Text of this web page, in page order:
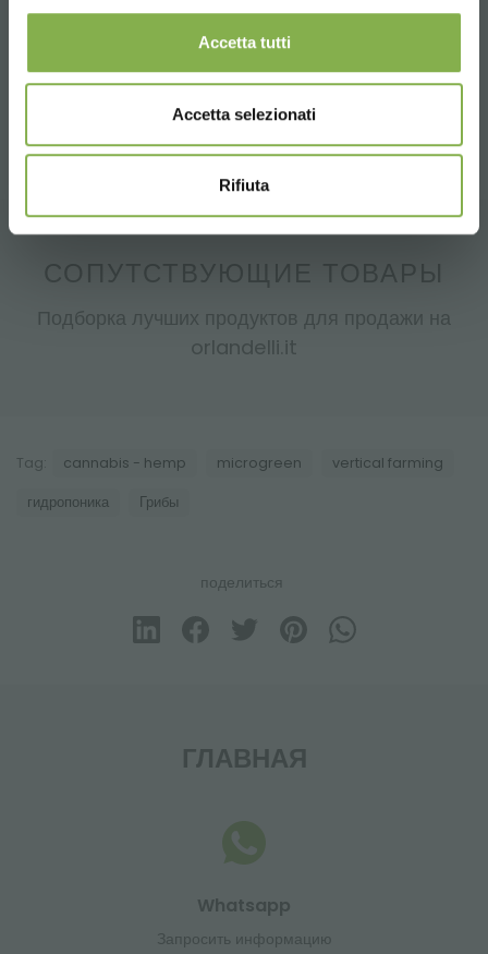
Accetta tutti
Accetta selezionati
Rifiuta
экспериментальные испытания сортов, которые будут
высеваться в осенние месяцы, таких как пшеница, ячмень ...)
Микроразмножение (например, фруктовые деревья: персик,
абрикос, олива, киви ...)
СОПУТСТВУЮЩИЕ ТОВАРЫ
Подборка лучших продуктов для продажи на
orlandelli.it
Tag: cannabis - hemp microgreen vertical farming
гидропоника Грибы
поделиться
ГЛАВНАЯ
Whatsapp
Запросить информацию